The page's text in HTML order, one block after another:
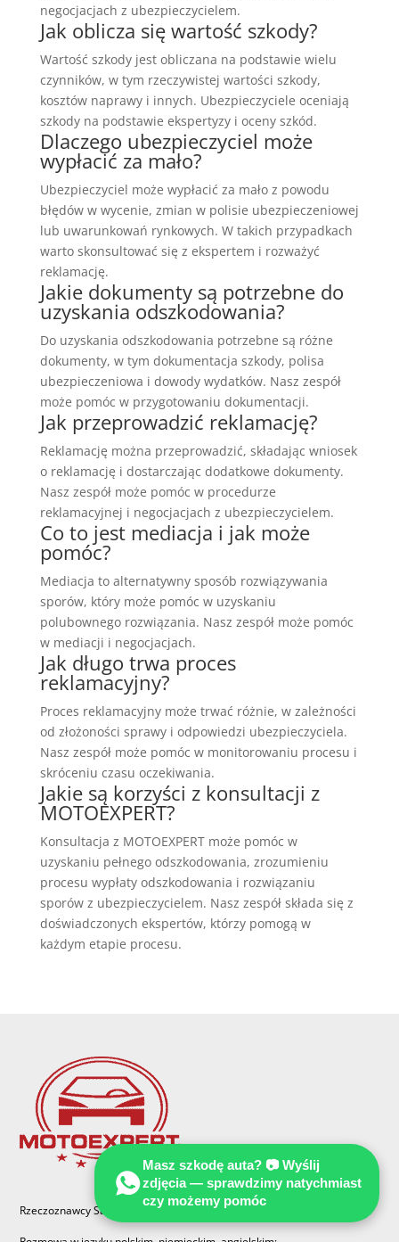
negocjacjach z ubezpieczycielem.
Jak oblicza się wartość szkody?
Wartość szkody jest obliczana na podstawie wielu
czynników, w tym rzeczywistej wartości szkody,
kosztów naprawy i innych. Ubezpieczyciele oceniają
szkody na podstawie ekspertyzy i oceny szkód.
Dlaczego ubezpieczyciel może
wypłacić za mało?
Ubezpieczyciel może wypłacić za mało z powodu
błędów w wycenie, zmian w polisie ubezpieczeniowej
lub uwarunkowań rynkowych. W takich przypadkach
warto skonsultować się z ekspertem i rozważyć
reklamację.
Jakie dokumenty są potrzebne do
uzyskania odszkodowania?
Do uzyskania odszkodowania potrzebne są różne
dokumenty, w tym dokumentacja szkody, polisa
ubezpieczeniowa i dowody wydatków. Nasz zespół
może pomóc w przygotowaniu dokumentacji.
Jak przeprowadzić reklamację?
Reklamację można przeprowadzić, składając wniosek
o reklamację i dostarczając dodatkowe dokumenty.
Nasz zespół może pomóc w procedurze
reklamacyjnej i negocjacjach z ubezpieczycielem.
Co to jest mediacja i jak może
pomóc?
Mediacja to alternatywny sposób rozwiązywania
sporów, który może pomóc w uzyskaniu
polubownego rozwiązania. Nasz zespół może pomóc
w mediacji i negocjacjach.
Jak długo trwa proces
reklamacyjny?
Proces reklamacyjny może trwać różnie, w zależności
od złożoności sprawy i odpowiedzi ubezpieczyciela.
Nasz zespół może pomóc w monitorowaniu procesu i
skróceniu czasu oczekiwania.
Jakie są korzyści z konsultacji z
MOTOEXPERT?
Konsultacja z MOTOEXPERT może pomóc w
uzyskaniu pełnego odszkodowania, zrozumieniu
procesu wypłaty odszkodowania i rozwiązaniu
sporów z ubezpieczycielem. Nasz zespół składa się z
doświadczonych ekspertów, którzy pomogą w
każdym etapie procesu.
Rzeczoznawcy Samochodowi, biegli sądowi w Polsce i Niemczech.
Masz szkodę auta? 📷 Wyślij
zdjęcia — sprawdzimy natychmiast
czy możemy pomóc